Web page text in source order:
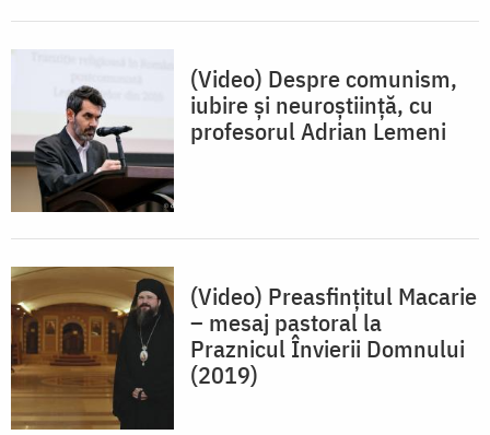
(Video) Despre comunism,
iubire și neuroștiință, cu
profesorul Adrian Lemeni
(Video) Preasfințitul Macarie
– mesaj pastoral la
Praznicul Învierii Domnului
(2019)